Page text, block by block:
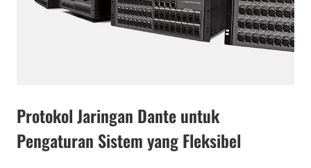
Protokol Jaringan Dante untuk
Pengaturan Sistem yang Fleksibel